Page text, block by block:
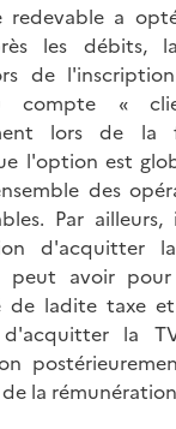
redevable a
les débits,
de
compte «
lors de la
l'option est
des
Par
d'acquitter
peut avoir
de ladite taxe
d'acquitter la
la